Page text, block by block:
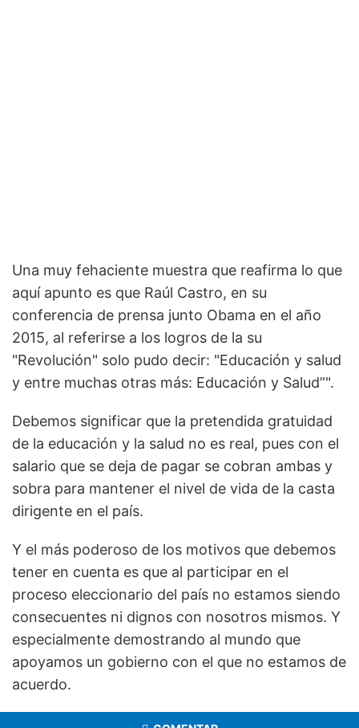
Una muy fehaciente muestra que reafirma lo que
aquí apunto es que Raúl Castro, en su
conferencia de prensa junto Obama en el año
2015, al referirse a los logros de la su
"Revolución" solo pudo decir: "Educación y salud
y entre muchas otras más: Educación y Salud”".
Debemos significar que la pretendida gratuidad
de la educación y la salud no es real, pues con el
salario que se deja de pagar se cobran ambas y
sobra para mantener el nivel de vida de la casta
dirigente en el país.
Y el más poderoso de los motivos que debemos
tener en cuenta es que al participar en el
proceso eleccionario del país no estamos siendo
consecuentes ni dignos con nosotros mismos. Y
especialmente demostrando al mundo que
apoyamos un gobierno con el que no estamos de
acuerdo.